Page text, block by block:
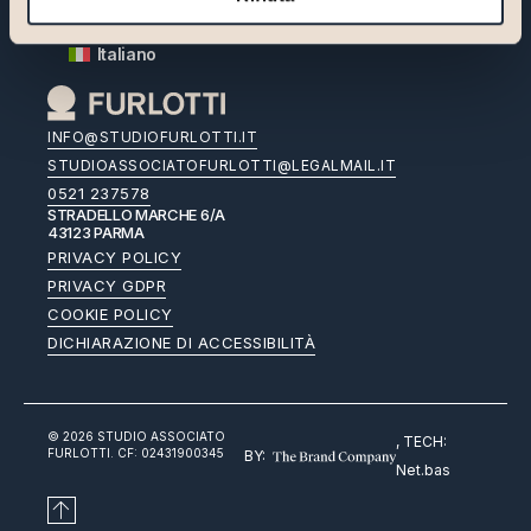
Inglese
Italiano
INFO@STUDIOFURLOTTI.IT
STUDIOASSOCIATOFURLOTTI@LEGALMAIL.IT
0521 237578
STRADELLO MARCHE 6/A
43123 PARMA
PRIVACY POLICY
PRIVACY GDPR
COOKIE POLICY
DICHIARAZIONE DI ACCESSIBILITÀ
© 2026 STUDIO ASSOCIATO
FURLOTTI. CF: 02431900345
BY:
, TECH:
Net.bas